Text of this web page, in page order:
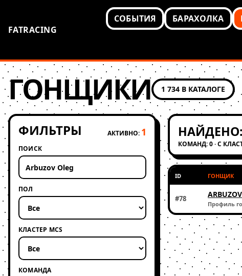
FATRACING
СОБЫТИЯ БАРАХОЛКА
ГОНЩИКИ 1 734 В КАТАЛОГЕ
ФИЛЬТРЫ АКТИВНО: 1
ПОИСК
ПОЛ
КЛАСТЕР MCS
КОМАНДА
НАЙДЕНО:
КОМАНД: 0 · С
ID ГОНЩИК
#78
Профиль